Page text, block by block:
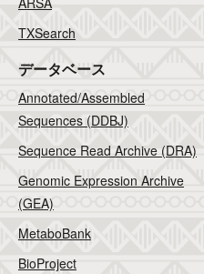
TXSearch
データベース
Annotated/Assembled
Sequences (DDBJ)
Sequence Read Archive (DRA)
Genomic Expression Archive
(GEA)
MetaboBank
BioProject